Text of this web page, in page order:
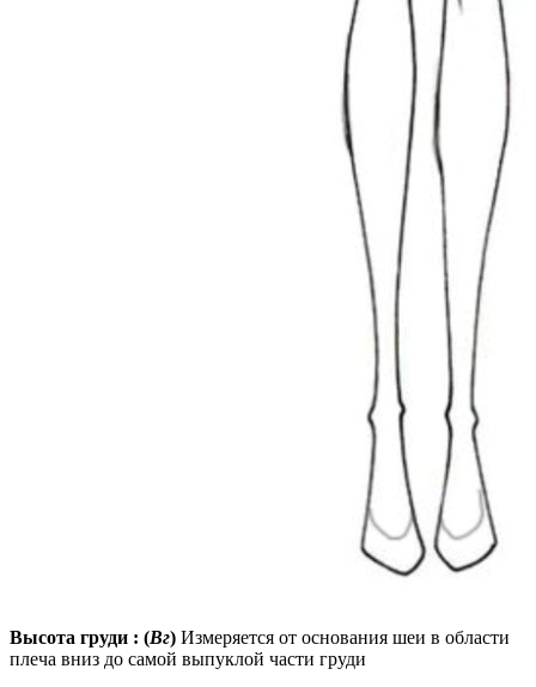
Высота груди : (Вг) Измеряется от основания шеи в области
плеча вниз до самой выпуклой части груди